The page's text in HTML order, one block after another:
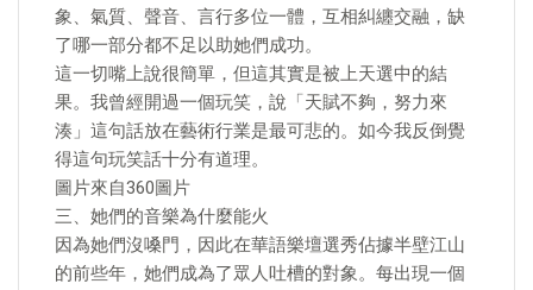
象、氣質、聲音、言行多位一體，互相糾纏交融，缺
了哪一部分都不足以助她們成功。
這一切嘴上說很簡單，但這其實是被上天選中的結
果。我曾經開過一個玩笑，說「天賦不夠，努力來
湊」這句話放在藝術行業是最可悲的。如今我反倒覺
得這句玩笑話十分有道理。
圖片來自360圖片
三、她們的音樂為什麼能火
因為她們沒嗓門，因此在華語樂壇選秀佔據半壁江山
的前些年，她們成為了眾人吐槽的對象。每出現一個